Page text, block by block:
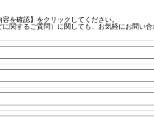
を確認】をクリックしてください。
関するご質問）に関しても、お気軽にお問い